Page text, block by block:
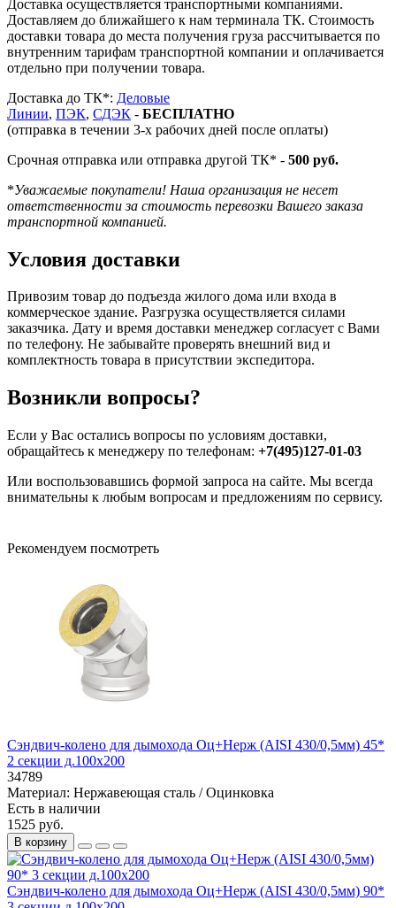
Доставка осуществляется транспортными компаниями.
Доставляем до ближайшего к нам терминала ТК. Стоимость
доставки товара до места получения груза рассчитывается по
внутренним тарифам транспортной компании и оплачивается
отдельно при получении товара.
Доставка до ТК*: Деловые
Линии, ПЭК, СДЭК - БЕСПЛАТНО
(отправка в течении 3-х рабочих дней после оплаты)
Срочная отправка или отправка другой ТК* - 500 руб.
*Уважаемые покупатели! Наша организация не несет
ответственности за стоимость перевозки Вашего заказа
транспортной компанией.
Условия доставки
Привозим товар до подъезда жилого дома или входа в
коммерческое здание. Разгрузка осуществляется силами
заказчика. Дату и время доставки менеджер согласует с Вами
по телефону. Не забывайте проверять внешний вид и
комплектность товара в присутствии экспедитора.
Возникли вопросы?
Если у Вас остались вопросы по условиям доставки,
обращайтесь к менеджеру по телефонам: +7(495)127-01-03
Или воспользовавшись формой запроса на сайте. Мы всегда
внимательны к любым вопросам и предложениям по сервису.
Рекомендуем посмотреть
Сэндвич-колено для дымохода Оц+Нерж (AISI 430/0,5мм) 45*
2 секции д.100х200
34789
Материал: Нержавеющая сталь / Оцинковка
Есть в наличии
1525 руб.
В корзину
Сэндвич-колено для дымохода Оц+Нерж (AISI 430/0,5мм) 90*